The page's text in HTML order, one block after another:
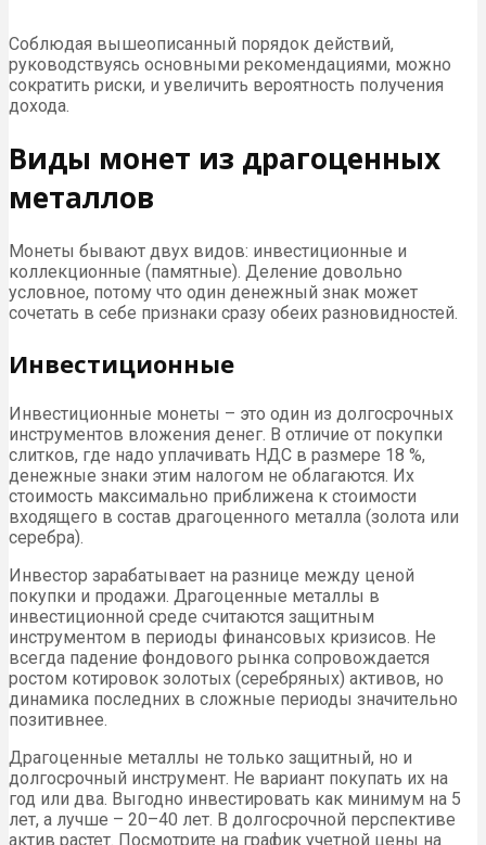
Соблюдая вышеописанный порядок действий,
руководствуясь основными рекомендациями, можно
сократить риски, и увеличить вероятность получения
дохода.
Виды монет из драгоценных
металлов
Монеты бывают двух видов: инвестиционные и
коллекционные (памятные). Деление довольно
условное, потому что один денежный знак может
сочетать в себе признаки сразу обеих разновидностей.
Инвестиционные
Инвестиционные монеты – это один из долгосрочных
инструментов вложения денег. В отличие от покупки
слитков, где надо уплачивать НДС в размере 18 %,
денежные знаки этим налогом не облагаются. Их
стоимость максимально приближена к стоимости
входящего в состав драгоценного металла (золота или
серебра).
Инвестор зарабатывает на разнице между ценой
покупки и продажи. Драгоценные металлы в
инвестиционной среде считаются защитным
инструментом в периоды финансовых кризисов. Не
всегда падение фондового рынка сопровождается
ростом котировок золотых (серебряных) активов, но
динамика последних в сложные периоды значительно
позитивнее.
Драгоценные металлы не только защитный, но и
долгосрочный инструмент. Не вариант покупать их на
год или два. Выгодно инвестировать как минимум на 5
лет, а лучше – 20–40 лет. В долгосрочной перспективе
актив растет. Посмотрите на график учетной цены на